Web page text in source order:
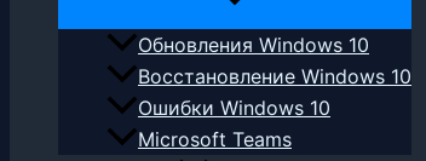
Обновления Windows 10
Восстановление Windows 10
Ошибки Windows 10
Microsoft Teams